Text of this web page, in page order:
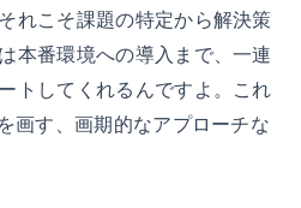
れこそ課題の特定から解決策
本番環境への導入まで、一連
トしてくれるんですよ。これ
画す、画期的なアプローチな